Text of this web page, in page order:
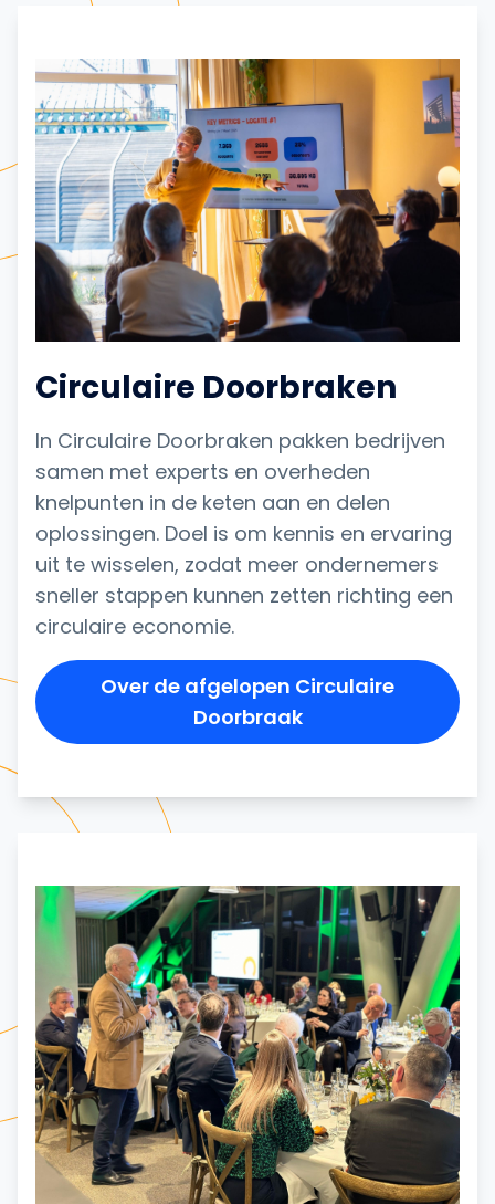
Circulaire Doorbraken
In Circulaire Doorbraken pakken bedrijven
samen met experts en overheden
knelpunten in de keten aan en delen
oplossingen. Doel is om kennis en ervaring
uit te wisselen, zodat meer ondernemers
sneller stappen kunnen zetten richting een
circulaire economie.
Over de afgelopen Circulaire
Doorbraak